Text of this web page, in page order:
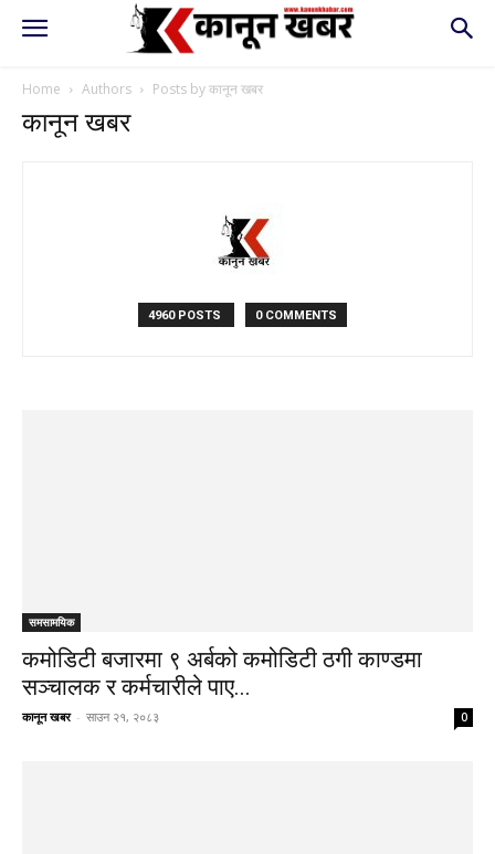
Home Authors Posts by कानून खबर
कानून खबर
4960 POSTS 0 COMMENTS
समसामयिक
कमोडिटी बजारमा ९ अर्बको कमोडिटी ठगी काण्डमा
सञ्चालक र कर्मचारीले पाए...
कानून खबर - साउन २१, २०८३ 0